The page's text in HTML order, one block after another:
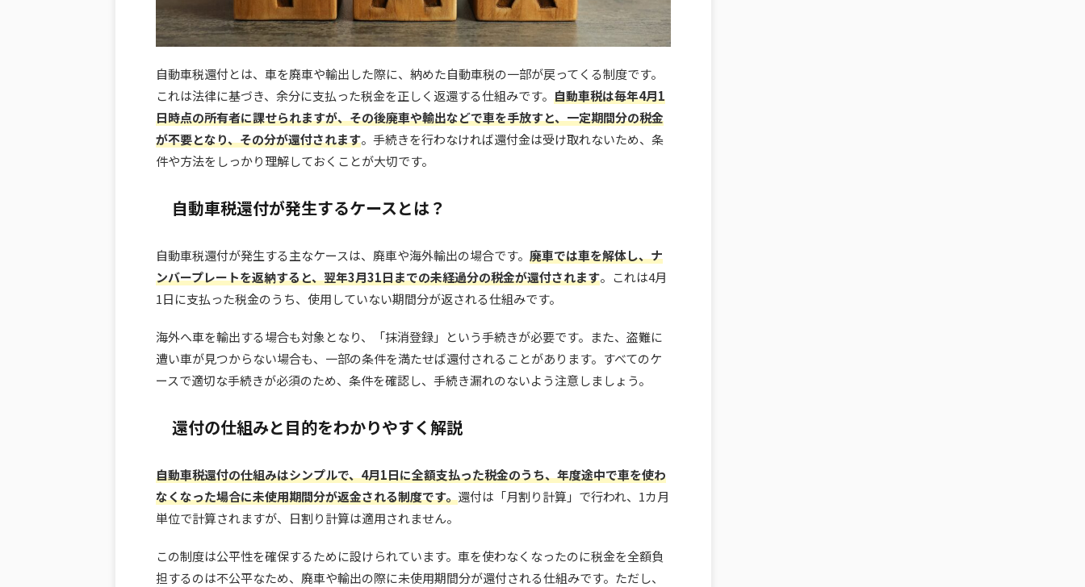
自動車税還付とは、車を廃車や輸出した際に、納めた自動車税の一部が戻ってくる制度です。
これは法律に基づき、余分に支払った税金を正しく返還する仕組みです。 自動車税は毎年4月1
日時点の所有者に課せられますが、その後廃車や輸出などで車を手放すと、一定期間分の税金
が不要となり、その分が還付されます。手続きを行わなければ還付金は受け取れないため、条
件や方法をしっかり理解しておくことが大切です。
自動車税還付が発生するケースとは？
自動車税還付が発生する主なケースは、廃車や海外輸出の場合です。 廃車では車を解体し、ナ
ンバープレートを返納すると、翌年3月31日までの未経過分の税金が還付されます。これは4月
1日に支払った税金のうち、使用していない期間分が返される仕組みです。
海外へ車を輸出する場合も対象となり、「抹消登録」という手続きが必要です。また、盗難に
遭い車が見つからない場合も、一部の条件を満たせば還付されることがあります。すべてのケ
ースで適切な手続きが必須のため、条件を確認し、手続き漏れのないよう注意しましょう。
還付の仕組みと目的をわかりやすく解説
自動車税還付の仕組みはシンプルで、4月1日に全額支払った税金のうち、年度途中で車を使わ
なくなった場合に未使用期間分が返金される制度です。還付は「月割り計算」で行われ、1カ月
単位で計算されますが、日割り計算は適用されません。
この制度は公平性を確保するために設けられています。車を使わなくなったのに税金を全額負
担するのは不公平なため、廃車や輸出の際に未使用期間分が還付される仕組みです。ただし、